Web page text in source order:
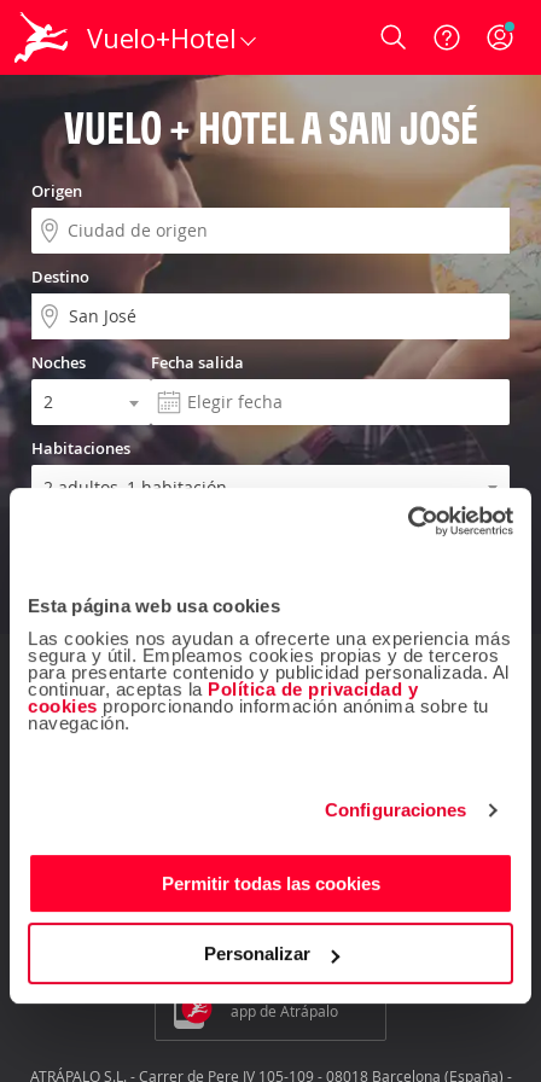
Esta página web usa cookies
Las cookies nos ayudan a ofrecerte una experiencia más
segura y útil. Empleamos cookies propias y de terceros
para presentarte contenido y publicidad personalizada. Al
continuar, aceptas la Política de privacidad y
cookies proporcionando información anónima sobre tu
navegación.
Configuraciones
Permitir todas las cookies
Personalizar
Vuelo+Hotel Login
VUELO + HOTEL A SAN JOSÉ
Origen
Destino
Noches Fecha salida
Habitaciones
¿Dudas? Contáctanos
¡Síguenos!
Descárgate gratis la
app de Atrápalo
ATRÁPALO S.L. - Carrer de Pere IV 105-109 - 08018 Barcelona (España) -